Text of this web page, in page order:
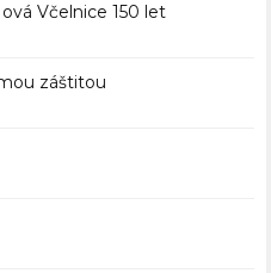
Včelnice 150 let
záštitou